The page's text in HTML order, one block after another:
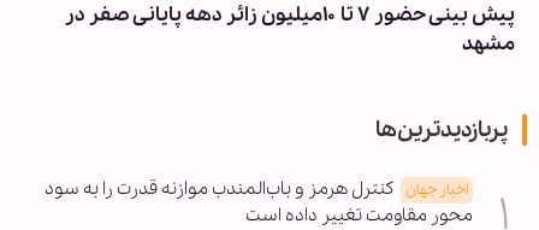
پیش بینی حضور ۷ تا ۱۰میلیون زائر دهه پایانی صفر در
مشهد
پربازدیدترین‌ها
اخبار جهان کنترل هرمز و باب‌المندب موازنه قدرت را به سود
محور مقاومت تغییر داده است